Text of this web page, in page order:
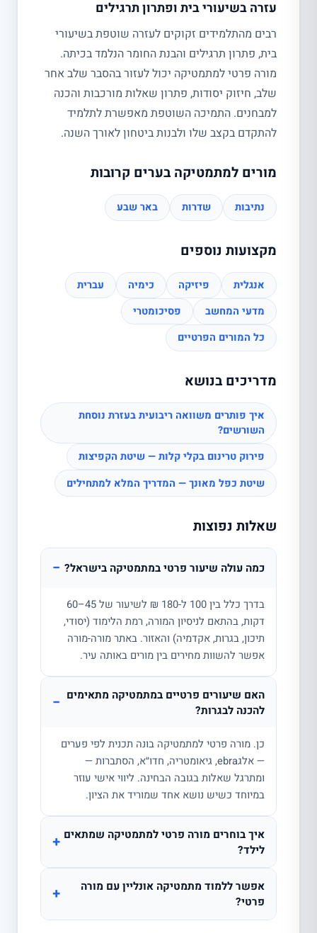
עזרה בשיעורי בית ופתרון תרגילים
רבים מהתלמידים זקוקים לעזרה שוטפת בשיעורי
בית, פתרון תרגילים והבנת החומר הנלמד בכיתה.
מורה פרטי למתמטיקה יכול לעזור בהסבר שלב אחר
שלב, חיזוק יסודות, פתרון שאלות מורכבות והכנה
למבחנים. התמיכה השוטפת מאפשרת לתלמיד
להתקדם בקצב שלו ולבנות ביטחון לאורך השנה.
מורים למתמטיקה בערים קרובות
נתיבות שדרות באר שבע
מקצועות נוספים
אנגלית פיזיקה כימיה
עברית
מדעי המחשב
פסיכומטרי
כל המורים הפרטיים
מדריכים בנושא
איך פותרים משוואה ריבועית בעזרת נוסחת
השורשים?
פירוק טרינום בקלי קלות — שיטת הקפיצות
שיטת כפל מאונך — המדריך המלא למתחילים
שאלות נפוצות
כמה עולה שיעור פרטי במתמטיקה בישראל? −
בדרך כלל בין 100 ל-180 ₪ לשיעור של 45–60
דקות, בהתאם לניסיון המורה, רמת הלימוד (יסודי,
תיכון, בגרות, אקדמיה) והאזור. באתר מורה-מורה
אפשר להשוות מחירים בין מורים באותה עיר.
האם שיעורים פרטיים במתמטיקה מתאימים
להכנה לבגרות?
−
כן. מורה פרטי למתמטיקה בונה תכנית לפי פערים
— אלגebra, גיאומטריה, חדו״א, הסתברות —
ומתרגל שאלות בגובה הבחינה. ליווי אישי עוזר
במיוחד כשיש נושא אחד שמוריד את הציון.
איך בוחרים מורה פרטי למתמטיקה שמתאים
לילד?
+
אפשר ללמוד מתמטיקה אונליין עם מורה
פרטי?
+